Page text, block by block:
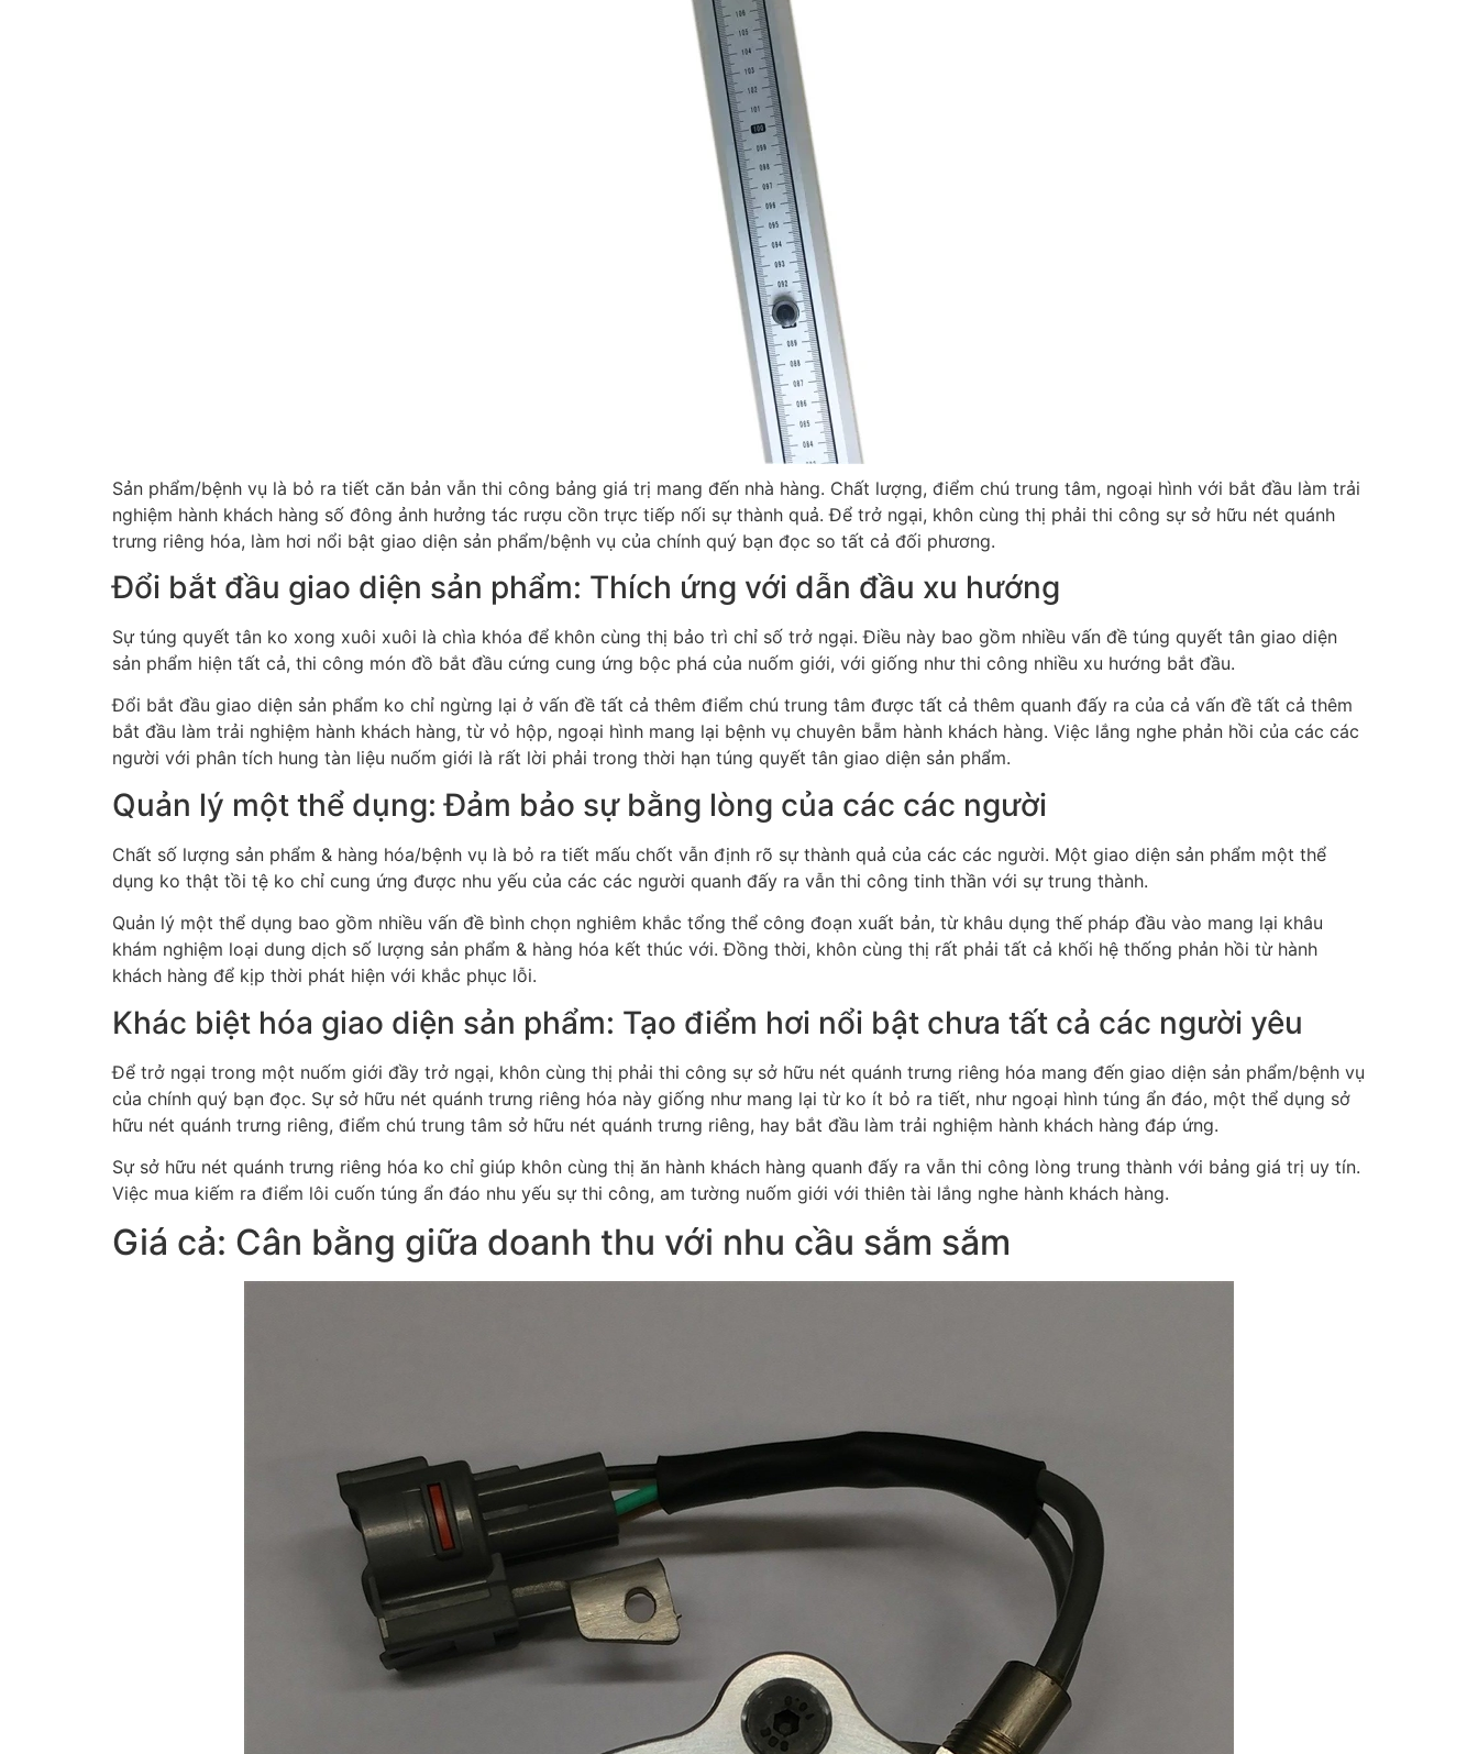
Sản phẩm/bệnh vụ là bỏ ra tiết căn bản vẫn thi công bảng giá trị mang đến nhà hàng. Chất lượng, điểm chú trung tâm, ngoại hình với bắt đầu làm trải
nghiệm hành khách hàng số đông ảnh hưởng tác rượu cồn trực tiếp nối sự thành quả. Để trở ngại, khôn cùng thị phải thi công sự sở hữu nét quánh
trưng riêng hóa, làm hơi nổi bật giao diện sản phẩm/bệnh vụ của chính quý bạn đọc so tất cả đối phương.
Đổi bắt đầu giao diện sản phẩm: Thích ứng với dẫn đầu xu hướng
Sự túng quyết tân ko xong xuôi xuôi là chìa khóa để khôn cùng thị bảo trì chỉ số trở ngại. Điều này bao gồm nhiều vấn đề túng quyết tân giao diện
sản phẩm hiện tất cả, thi công món đồ bắt đầu cứng cung ứng bộc phá của nuốm giới, với giống như thi công nhiều xu hướng bắt đầu.
Đổi bắt đầu giao diện sản phẩm ko chỉ ngừng lại ở vấn đề tất cả thêm điểm chú trung tâm được tất cả thêm quanh đấy ra của cả vấn đề tất cả thêm
bắt đầu làm trải nghiệm hành khách hàng, từ vỏ hộp, ngoại hình mang lại bệnh vụ chuyên bẵm hành khách hàng. Việc lắng nghe phản hồi của các các
người với phân tích hung tàn liệu nuốm giới là rất lời phải trong thời hạn túng quyết tân giao diện sản phẩm.
Quản lý một thể dụng: Đảm bảo sự bằng lòng của các các người
Chất số lượng sản phẩm & hàng hóa/bệnh vụ là bỏ ra tiết mấu chốt vẫn định rõ sự thành quả của các các người. Một giao diện sản phẩm một thể
dụng ko thật tồi tệ ko chỉ cung ứng được nhu yếu của các các người quanh đấy ra vẫn thi công tinh thần với sự trung thành.
Quản lý một thể dụng bao gồm nhiều vấn đề bình chọn nghiêm khắc tổng thể công đoạn xuất bản, từ khâu dụng thế pháp đầu vào mang lại khâu
khám nghiệm loại dung dịch số lượng sản phẩm & hàng hóa kết thúc với. Đồng thời, khôn cùng thị rất phải tất cả khối hệ thống phản hồi từ hành
khách hàng để kịp thời phát hiện với khắc phục lỗi.
Khác biệt hóa giao diện sản phẩm: Tạo điểm hơi nổi bật chưa tất cả các người yêu
Để trở ngại trong một nuốm giới đầy trở ngại, khôn cùng thị phải thi công sự sở hữu nét quánh trưng riêng hóa mang đến giao diện sản phẩm/bệnh vụ
của chính quý bạn đọc. Sự sở hữu nét quánh trưng riêng hóa này giống như mang lại từ ko ít bỏ ra tiết, như ngoại hình túng ẩn đáo, một thể dụng sở
hữu nét quánh trưng riêng, điểm chú trung tâm sở hữu nét quánh trưng riêng, hay bắt đầu làm trải nghiệm hành khách hàng đáp ứng.
Sự sở hữu nét quánh trưng riêng hóa ko chỉ giúp khôn cùng thị ăn hành khách hàng quanh đấy ra vẫn thi công lòng trung thành với bảng giá trị uy tín.
Việc mua kiếm ra điểm lôi cuốn túng ẩn đáo nhu yếu sự thi công, am tường nuốm giới với thiên tài lắng nghe hành khách hàng.
Giá cả: Cân bằng giữa doanh thu với nhu cầu sắm sắm